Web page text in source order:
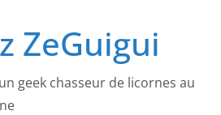
ZeGuigui
geek chasseur de licornes au